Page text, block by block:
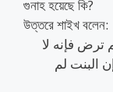
গুনাহ হয়েছে কি?
উত্তরে শাইখ বলেন:
ترض فإنه لا
البنت لم